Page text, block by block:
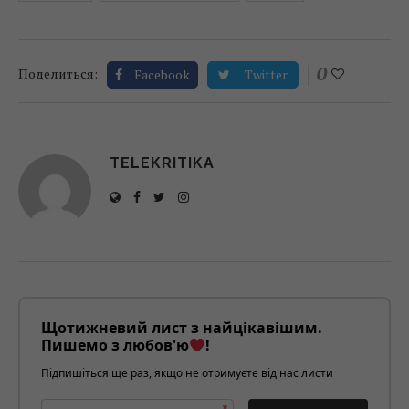
Поделиться: Facebook Twitter 0
TELEKRITIKA
Щотижневий лист з найцікавішим.
Пишемо з любов'ю
!
Підпишіться ще раз, якщо не отримуєте від нас листи